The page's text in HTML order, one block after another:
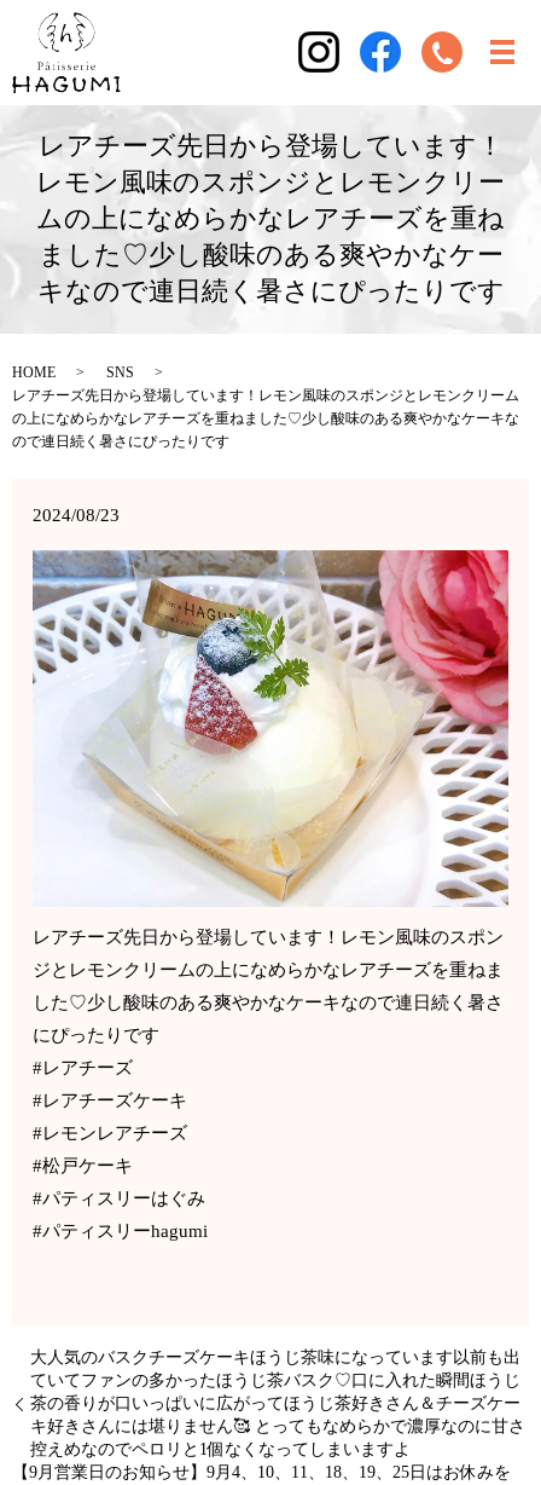
レアチーズ先日から登場しています！
レモン風味のスポンジとレモンクリー
ムの上になめらかなレアチーズを重ね
ました♡少し酸味のある爽やかなケー
キなので連日続く暑さにぴったりです
HOME
SNS
レアチーズ先日から登場しています！レモン風味のスポンジとレモンクリーム
の上になめらかなレアチーズを重ねました♡少し酸味のある爽やかなケーキな
ので連日続く暑さにぴったりです
2024/08/23
レアチーズ先日から登場しています！レモン風味のスポン
ジとレモンクリームの上になめらかなレアチーズを重ねま
した♡少し酸味のある爽やかなケーキなので連日続く暑さ
にぴったりです
#レアチーズ
#レアチーズケーキ
#レモンレアチーズ
#松戸ケーキ
#パティスリーはぐみ
#パティスリーhagumi
大人気のバスクチーズケーキほうじ茶味になっています以前も出
ていてファンの多かったほうじ茶バスク♡口に入れた瞬間ほうじ
茶の香りが口いっぱいに広がってほうじ茶好きさん＆チーズケー
キ好きさんには堪りません🥰 とってもなめらかで濃厚なのに甘さ
控えめなのでペロリと1個なくなってしまいますよ
【9月営業日のお知らせ】9月4、10、11、18、19、25日はお休みを